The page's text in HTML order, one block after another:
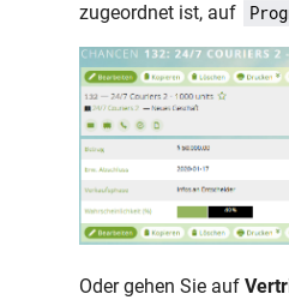
zugeordnet ist, auf
Oder gehen Sie auf